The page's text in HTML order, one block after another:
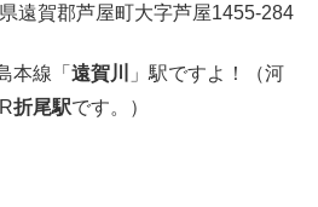
遠賀郡芦屋町大字芦屋1455‐284
本線「 遠賀川
」駅ですよ！（河
折尾駅です。）